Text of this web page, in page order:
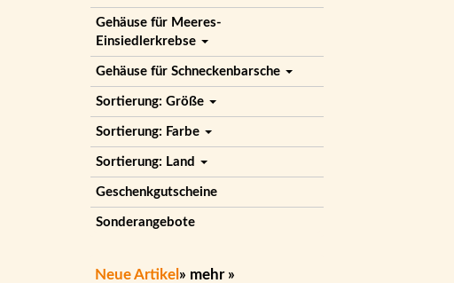
Gehäuse für Meeres-
Einsiedlerkrebse
Gehäuse für Schneckenbarsche
Sortierung: Größe
Sortierung: Farbe
Sortierung: Land
Geschenkgutscheine
Sonderangebote
Neue Artikel » mehr »